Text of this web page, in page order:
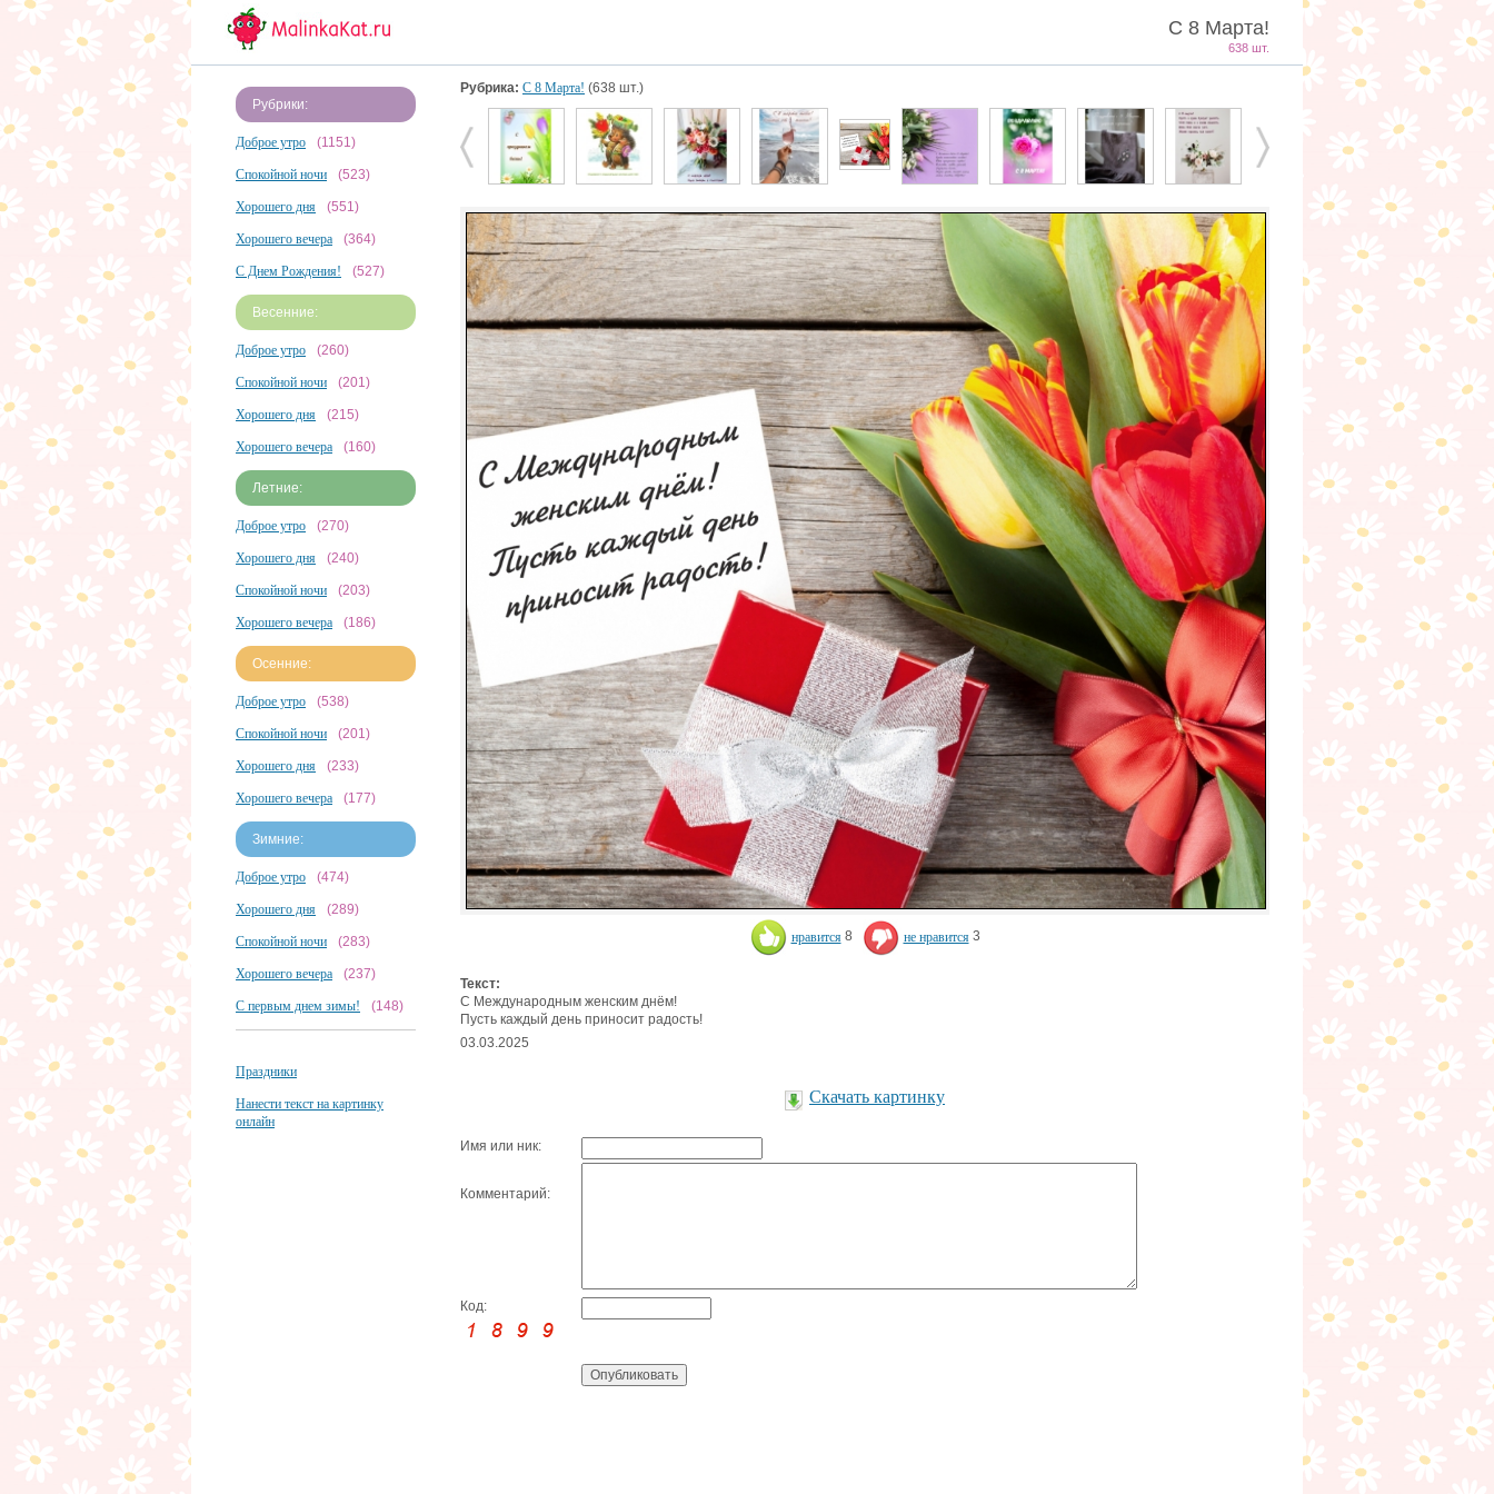
С 8 Марта!
638 шт.
Рубрики:
Доброе утро (1151)
Спокойной ночи (523)
Хорошего дня (551)
Хорошего вечера (364)
С Днем Рождения! (527)
Весенние:
Доброе утро (260)
Спокойной ночи (201)
Хорошего дня (215)
Хорошего вечера (160)
Летние:
Доброе утро (270)
Хорошего дня (240)
Спокойной ночи (203)
Хорошего вечера (186)
Осенние:
Доброе утро (538)
Спокойной ночи (201)
Хорошего дня (233)
Хорошего вечера (177)
Зимние:
Доброе утро (474)
Хорошего дня (289)
Спокойной ночи (283)
Хорошего вечера (237)
С первым днем зимы! (148)
Праздники
Нанести текст на картинку
онлайн
Рубрика: С 8 Марта! (638 шт.)
нравится 8 не нравится 3
Текст:
С Международным женским днём!
Пусть каждый день приносит радость!
03.03.2025
Скачать картинку
Имя или ник:
Комментарий:
Код: